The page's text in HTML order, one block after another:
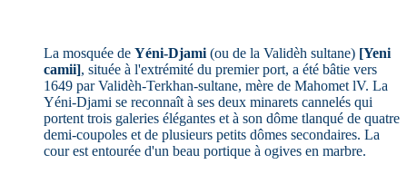
La mosquée de Yéni-Djami (ou de la Validèh sultane) [Yeni
camii], située à l'extrémité du premier port, a été bâtie vers
1649 par Validèh-Terkhan-sultane, mère de Mahomet lV. La
Yéni-Djami se reconnaît à ses deux minarets cannelés qui
portent trois galeries élégantes et à son dôme tlanqué de quatre
demi-coupoles et de plusieurs petits dômes secondaires. La
cour est entourée d'un beau portique à ogives en marbre.